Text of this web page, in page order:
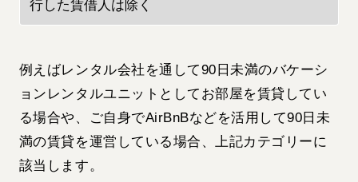
行した賃借人は除く
例えばレンタル会社を通して90日未満のバケーシ
ョンレンタルユニットとしてお部屋を賃貸してい
る場合や、ご自身でAirBnBなどを活用して90日未
満の賃貸を運営している場合、上記カテゴリーに
該当します。